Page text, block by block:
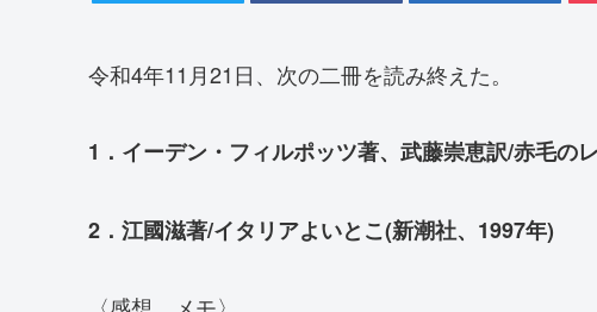
令和4年11月21日、次の二冊を読み終えた。
1．イーデン・フィルポッツ著、武藤崇恵訳/赤毛の
2．江國滋著/イタリアよいとこ(新潮社、1997年)